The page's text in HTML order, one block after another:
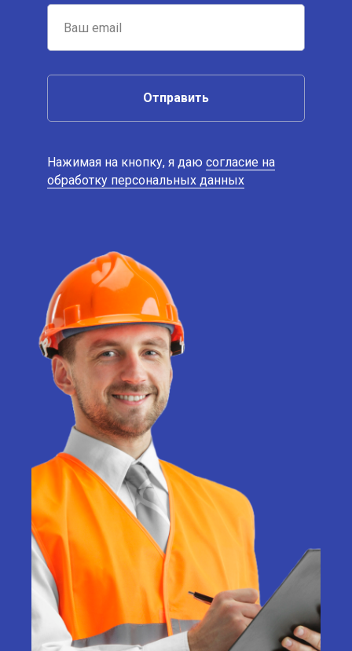
Отправить
Нажимая на кнопку, я даю согласие на
обработку персональных данных